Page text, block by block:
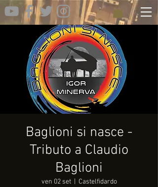
Baglioni si nasce -
Tributo a Claudio
Baglioni
ven 02 set
  |
Castelfidardo